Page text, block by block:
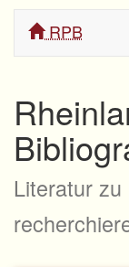
RPB
Literatur